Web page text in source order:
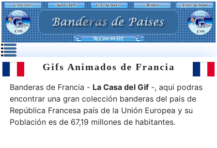
Gifs Animados de Francia
Banderas de Francia - La Casa del Gif -, aqui podras
encontrar una gran colección banderas del pais de
República Francesa país de la Unión Europea y su
Población es de 67,19 millones de habitantes.